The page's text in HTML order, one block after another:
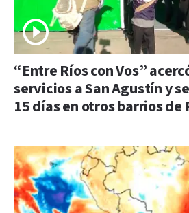
“Entre Ríos con Vos”
servicios a San Agustín y
15 días en otros barrios de